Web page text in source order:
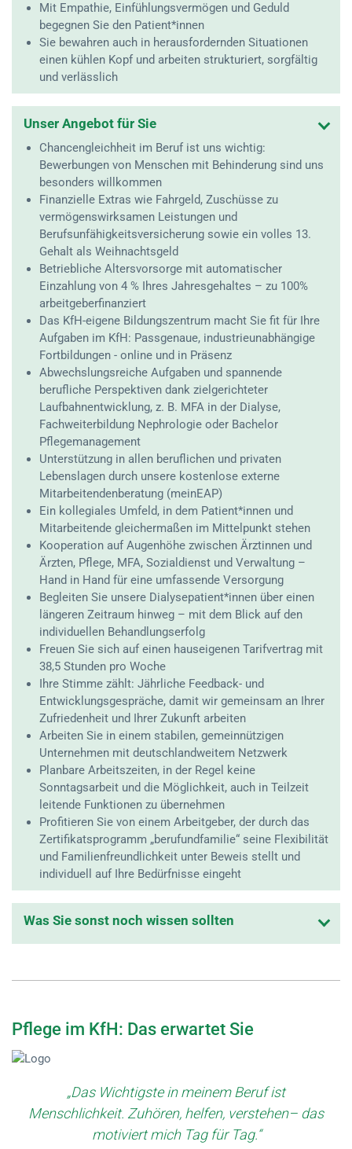
Mit Empathie, Einfühlungsvermögen und Geduld
begegnen Sie den Patient*innen
Sie bewahren auch in herausfordernden Situationen
einen kühlen Kopf und arbeiten strukturiert, sorgfältig
und verlässlich
Unser Angebot für Sie
Chancengleichheit im Beruf ist uns wichtig:
Bewerbungen von Menschen mit Behinderung sind uns
besonders willkommen
Finanzielle Extras wie Fahrgeld, Zuschüsse zu
vermögenswirksamen Leistungen und
Berufsunfähigkeitsversicherung sowie ein volles 13.
Gehalt als Weihnachtsgeld
Betriebliche Altersvorsorge mit automatischer
Einzahlung von 4 % Ihres Jahresgehaltes – zu 100%
arbeitgeberfinanziert
Das KfH-eigene Bildungszentrum macht Sie fit für Ihre
Aufgaben im KfH: Passgenaue, industrieunabhängige
Fortbildungen - online und in Präsenz
Abwechslungsreiche Aufgaben und spannende
berufliche Perspektiven dank zielgerichteter
Laufbahnentwicklung, z. B. MFA in der Dialyse,
Fachweiterbildung Nephrologie oder Bachelor
Pflegemanagement
Unterstützung in allen beruflichen und privaten
Lebenslagen durch unsere kostenlose externe
Mitarbeitendenberatung (meinEAP)
Ein kollegiales Umfeld, in dem Patient*innen und
Mitarbeitende gleichermaßen im Mittelpunkt stehen
Kooperation auf Augenhöhe zwischen Ärztinnen und
Ärzten, Pflege, MFA, Sozialdienst und Verwaltung –
Hand in Hand für eine umfassende Versorgung
Begleiten Sie unsere Dialysepatient*innen über einen
längeren Zeitraum hinweg – mit dem Blick auf den
individuellen Behandlungserfolg
Freuen Sie sich auf einen hauseigenen Tarifvertrag mit
38,5 Stunden pro Woche
Ihre Stimme zählt: Jährliche Feedback- und
Entwicklungsgespräche, damit wir gemeinsam an Ihrer
Zufriedenheit und Ihrer Zukunft arbeiten
Arbeiten Sie in einem stabilen, gemeinnützigen
Unternehmen mit deutschlandweitem Netzwerk
Planbare Arbeitszeiten, in der Regel keine
Sonntagsarbeit und die Möglichkeit, auch in Teilzeit
leitende Funktionen zu übernehmen
Profitieren Sie von einem Arbeitgeber, der durch das
Zertifikatsprogramm „berufundfamilie“ seine Flexibilität
und Familienfreundlichkeit unter Beweis stellt und
individuell auf Ihre Bedürfnisse eingeht
Was Sie sonst noch wissen sollten
Pflege im KfH: Das erwartet Sie
„Das Wichtigste in meinem Beruf ist
Menschlichkeit. Zuhören, helfen, verstehen– das
motiviert mich Tag für Tag.“